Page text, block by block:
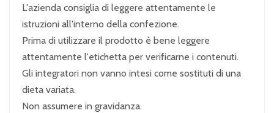
L'azienda consiglia di leggere attentamente le
istruzioni all'interno della confezione.
Prima di utilizzare il prodotto è bene leggere
attentamente l'etichetta per verificarne i contenuti.
Gli integratori non vanno intesi come sostituti di una
dieta variata.
Non assumere in gravidanza.